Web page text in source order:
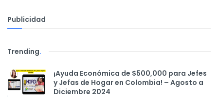
Publicidad
Trending.
¡Ayuda Económica de $500,000 para Jefes
y Jefas de Hogar en Colombia! – Agosto a
Diciembre 2024